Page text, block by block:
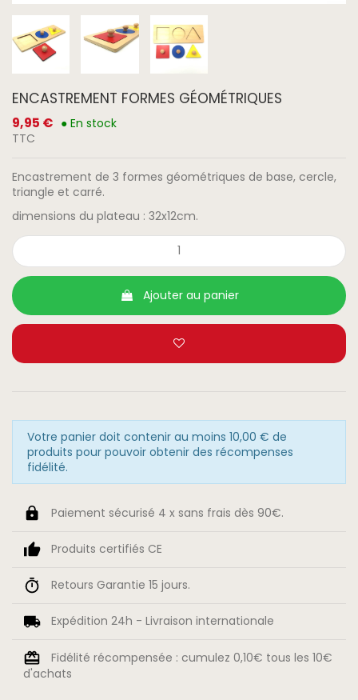
ENCASTREMENT FORMES GÉOMÉTRIQUES
9,95 € ● En stock
TTC
Encastrement de 3 formes géométriques de base, cercle,
triangle et carré.
dimensions du plateau : 32x12cm.
Ajouter au panier
Votre panier doit contenir au moins 10,00 € de
produits pour pouvoir obtenir des récompenses
fidélité.
Paiement sécurisé 4 x sans frais dès 90€.
Produits certifiés CE
Retours Garantie 15 jours.
Expédition 24h - Livraison internationale
Fidélité récompensée : cumulez 0,10€ tous les 10€
d'achats